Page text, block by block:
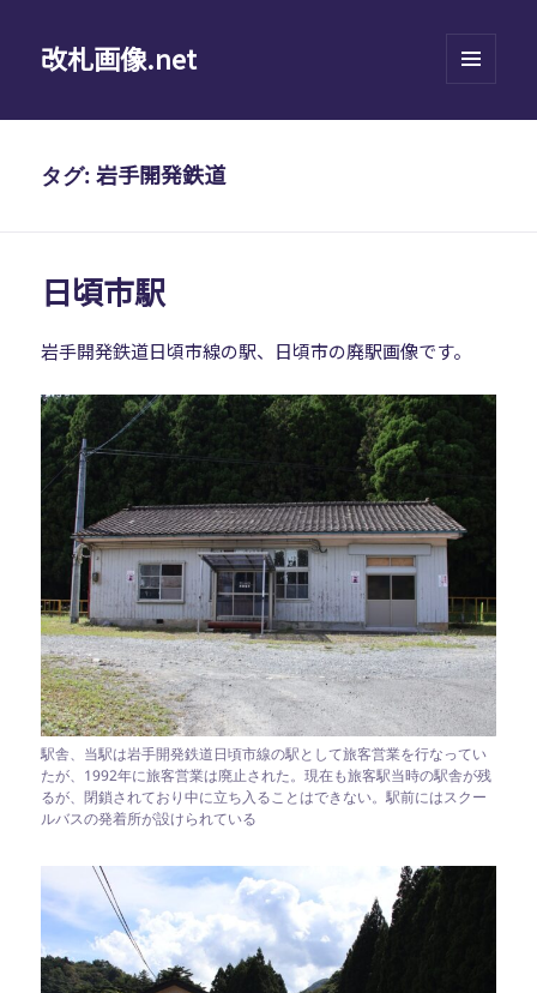
改札画像.net
ーとウ
タグ:岩手開発鉄道
日頃市駅
岩手開発鉄道日頃市線の駅、日頃市の廃駅画像です。
駅舎、当駅は岩手開発鉄道日頃市線の駅として旅客営業を行なってい
たが、1992年に旅客営業は廃止された。現在も旅客駅当時の駅舎が残
るが、閉鎖されており中に立ち入ることはできない。駅前にはスクー
ルバスの発着所が設けられている